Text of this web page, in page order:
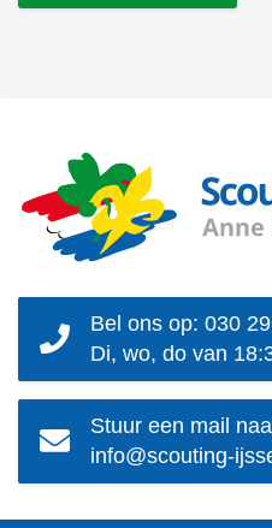
Bel ons op: 030
Di, wo, do van
Stuur een mail
info@scouting-